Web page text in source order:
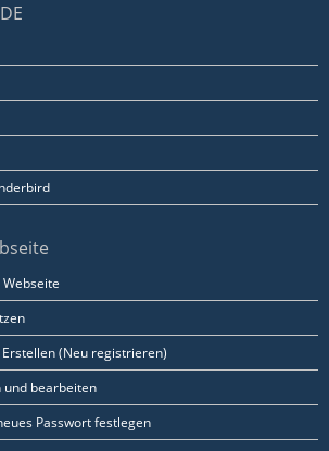
(Neu registrieren)
und bearbeiten
Passwort festlegen